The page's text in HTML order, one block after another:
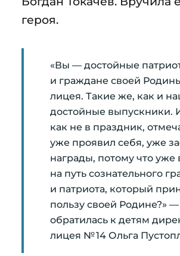
героя.
«Вы — достойные
и граждане своей
лицея. Такие же, как и
достойные выпускники.
как не в праздник,
уже проявил себя, уже
награды, потому что уже
на путь сознательного
и патриота, который
пользу своей Родине?» —
обратилась к детям
лицея № 14 Ольга